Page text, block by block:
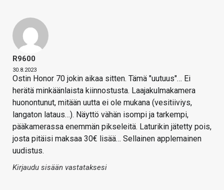
R9600
30.8.2023
Ostin Honor 70 jokin aikaa sitten. Tämä "uutuus"… Ei
herätä minkäänlaista kiinnostusta. Laajakulmakamera
huonontunut, mitään uutta ei ole mukana (vesitiiviys,
langaton lataus…). Näyttö vähän isompi ja tarkempi,
pääkamerassa enemmän pikseleitä. Laturikin jätetty pois,
josta pitäisi maksaa 30€ lisää… Sellainen applemainen
uudistus.
Kirjaudu sisään vastataksesi